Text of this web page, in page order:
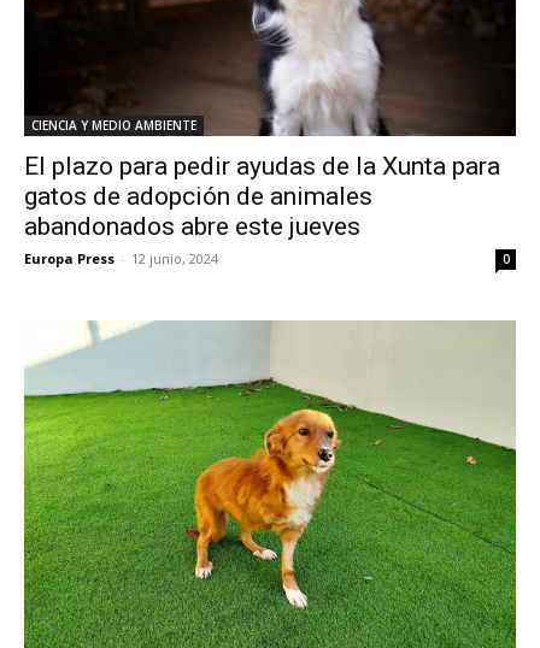
CIENCIA Y MEDIO AMBIENTE
El plazo para pedir ayudas de la Xunta para
gatos de adopción de animales
abandonados abre este jueves
Europa Press - 12 junio, 2024 0